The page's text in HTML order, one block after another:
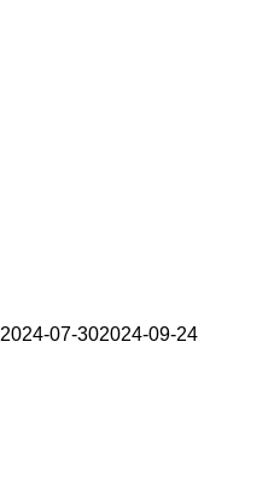
2024-07-302024-09-24